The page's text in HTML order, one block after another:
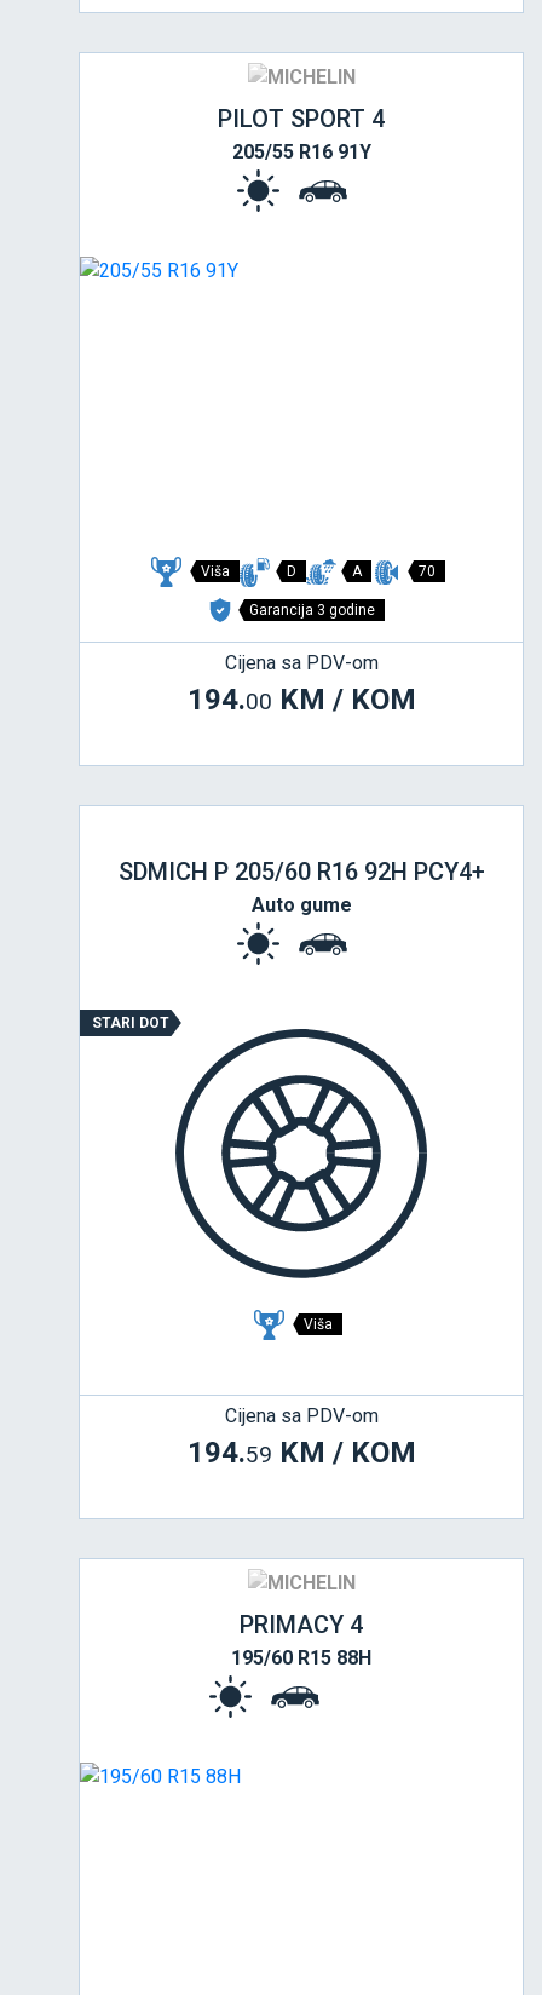
PILOT SPORT 4
205/55 R16 91Y
Viša D A 70
Garancija 3 godine
Cijena sa PDV-om
194.00 KM / KOM
SDMICH P 205/60 R16 92H PCY4+
Auto gume
STARI DOT
Viša
Cijena sa PDV-om
194.59 KM / KOM
PRIMACY 4
195/60 R15 88H